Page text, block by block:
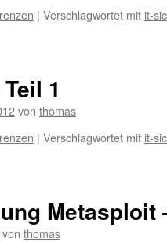
| Verschlagwortet mit it-
1
von thomas
| Verschlagwortet mit it-
Metasploit
von thomas